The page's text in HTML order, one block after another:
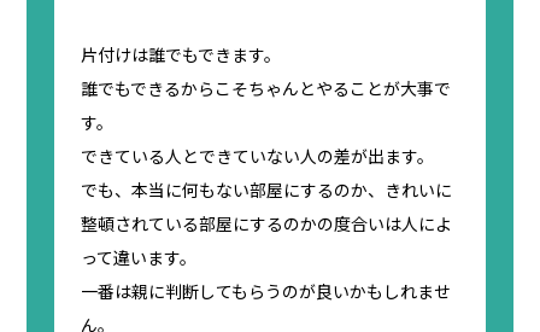
片付けは誰でもできます。
誰でもできるからこそちゃんとやることが大事で
す。
できている人とできていない人の差が出ます。
でも、本当に何もない部屋にするのか、きれいに
整頓されている部屋にするのかの度合いは人によ
って違います。
一番は親に判断してもらうのが良いかもしれませ
ん。